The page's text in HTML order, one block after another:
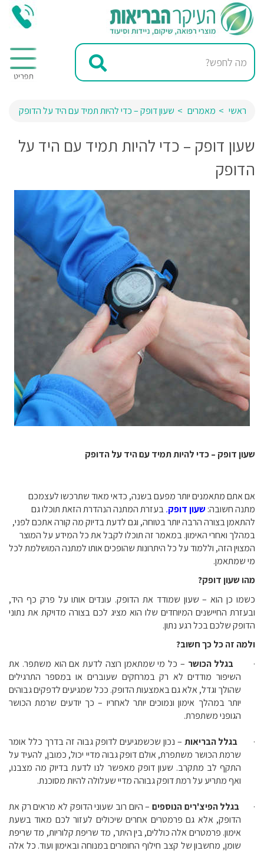
ראשי מאמרים שעון דופק – כדי להיות תמיד עם היד על הדופק
שעון דופק – כדי להיות תמיד עם היד על
הדופק
שעון דופק – כדי להיות תמיד עם היד על הדופק
אם אתם מתאמנים יותר מפעם בשנה, כדאי מאוד שתרכשו לעצמכם
מתנה חשובה: שעון דופק.בעזרת המתנה הנהדרת הזאת תוכלו גם
להתאמן בצורה הרבה יותר בטוחה, וגם לדעת בדיוק מה קורה אתכם לפני,
במהלך ואחרי האימון. במאמר זה תוכלו לקבל את כל המידע על המוצר
המצוין הזה, וללמוד על כל היתרונות שהופכים אותו למתנה המושלמת לכל
מי שמתאמן.
מהו שעון דופק?
כשמו כן הוא – שעון שמודד את הדופק. עונדים אותו על פרק כף היד,
ובעזרת החיישנים המיוחדים שלו הוא מציג לכם בצורה מדויקת את נתוני
הדופק שלכם בכל רגע נתון.
ולמה זה כל כך חשוב?
·
בגלל הכושר – כל מי שמתאמן רוצה לדעת אם הוא משתפר. את
השיפור מודדים לא רק במרחקים שעוברים או במספר התרגילים
שהולך וגדל, אלא גם באמצעות הדופק. ככל שמגיעים לדפקים גבוהים
יותר במהלך אימון ונמוכים יותר לאחריו – כך יודעים שרמת הכושר
הגופני משתפרת.
· בגלל הבריאות – נכון שכשמגיעים לדופק גבוה זה בדרך כלל אומר
שרמת הכושר משתפרת, אולם דופק גבוה מדיי יכול, כמובן, להעיד על
התקף לב מתקרב. שעון דופק מאפשר לנו לדעת בדיוק מה מצבנו,
ואף מתריע על רמת דופק גבוהה מדיי שעלולה להיות מסוכנת.
· בגלל הפיצ'רים הנוספים – היום רוב שעוני הדופק לא מראים רק את
הדופק, אלא גם פרמטרים אחרים שיכולים לעזור לכם מאוד בשעת
אימון. פרמטרים אלה כוללים, בין היתר, מד שריפת קלוריות, מד שריפת
שומן, מחשבון של קצב חילוף החומרים במנוחה ובאימון ועוד. כל אלה